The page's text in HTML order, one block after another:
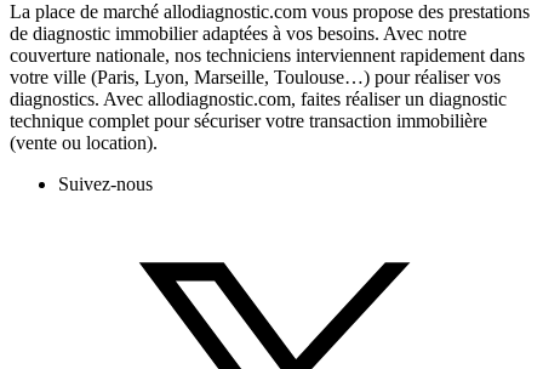
La place de marché allodiagnostic.com vous propose des prestations
de diagnostic immobilier adaptées à vos besoins. Avec notre
couverture nationale, nos techniciens interviennent rapidement dans
votre ville (Paris, Lyon, Marseille, Toulouse…) pour réaliser vos
diagnostics. Avec allodiagnostic.com, faites réaliser un diagnostic
technique complet pour sécuriser votre transaction immobilière
(vente ou location).
Suivez-nous